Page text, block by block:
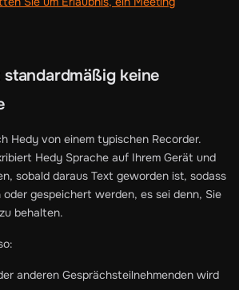
keine
Hedy von einem typischen Recorder.
Hedy Sprache auf Ihrem Gerät und
sobald daraus Text geworden ist, sodass
gespeichert werden, es sei denn, Sie
behalten.
anderen Gesprächsteilnehmenden wird